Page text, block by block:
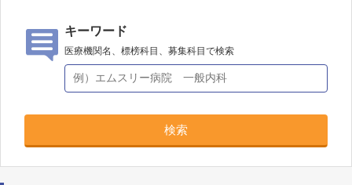
キーワード
医療機関名、標榜科目、募集科目で検索
検索